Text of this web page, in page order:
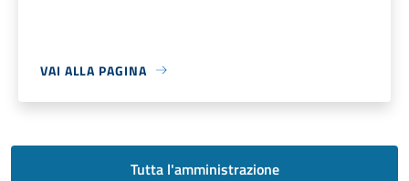
VAI ALLA PAGINA
Tutta l'amministrazione